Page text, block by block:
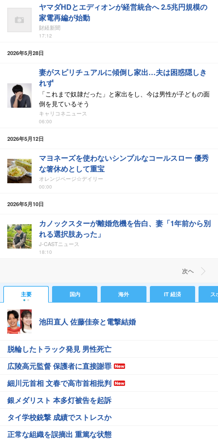
ヤマダHDとエディオンが経営統合へ 2.5兆円規模の
家電再編が始動
財経新聞
17:12
2026年5月28日
妻がスピリチュアルに傾倒し家出…夫は困惑隠しき
れず
「これまで奴隷だった」と家出をし、今は男性が子どもの面
倒を見ているそう
キャリコネニュース
06:00
2026年5月12日
マヨネーズを使わないシンプルなコールスロー 優秀
な箸休めとして重宝
オレンジページ☆デイリー
00:00
2026年5月10日
カノックスターが離婚危機を告白、妻「1年前から別
れる選択肢あった」
J-CASTニュース
18:10
次ヘ
主要 国内 海外 IT 経済 ス
池田直人 佐藤佳奈と電撃結婚
脱輪したトラック発見 男性死亡
広陵高元監督 保護者に直接謝罪
細川元首相 文春で高市首相批判
銀メダリスト 本多灯被告を起訴
タイ学校銃撃 成績でストレスか
正常な組織を誤摘出 重篤な状態